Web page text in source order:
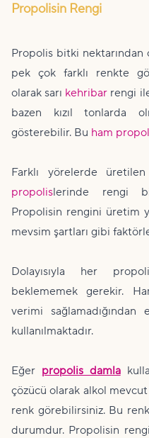
Propolisin Rengi
Propolis bitki
pek çok farklı renkte
olarak sarı kehribar rengi
bazen kızıl tonlarda
gösterebilir. Bu ham
Farklı yörelerde
propolislerinde rengi
Propolisin rengini üretim
mevsim şartları gibi
Dolayısıyla her
beklememek gerekir.
verimi sağlamadığından
kullanılmaktadır.
Eğer propolis damla
çözücü olarak alkol mevcut
renk görebilirsiniz. Bu
durumdur. Propolisin